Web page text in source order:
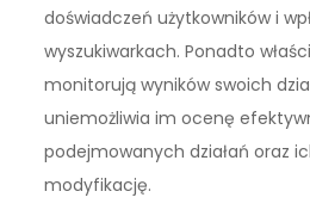
doświadczeń użytkowników i
wyszukiwarkach. Ponadto
monitorują wyników swoich
uniemożliwia im ocenę
podejmowanych działań oraz
modyfikację.